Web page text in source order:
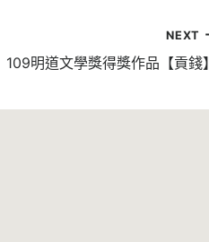
NEXT
109明道文學獎得獎作品【貢錢】